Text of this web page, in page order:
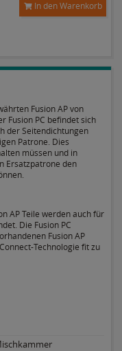
In den Warenkorb
Fusion AP von
Fusion PC befindet sich
der Seitendichtungen
Patrone. Dies
müssen und in
Ersatzpatrone den
AP Teile werden auch für
Die Fusion PC
Fusion AP
Technologie fit zu